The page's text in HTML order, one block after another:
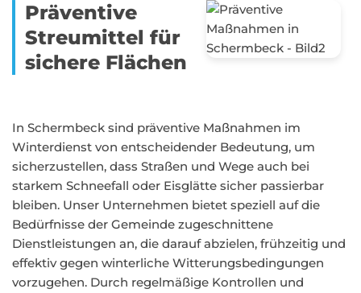
Präventive
Streumittel für
sichere Flächen
In Schermbeck sind präventive Maßnahmen im
Winterdienst von entscheidender Bedeutung, um
sicherzustellen, dass Straßen und Wege auch bei
starkem Schneefall oder Eisglätte sicher passierbar
bleiben. Unser Unternehmen bietet speziell auf die
Bedürfnisse der Gemeinde zugeschnittene
Dienstleistungen an, die darauf abzielen, frühzeitig und
effektiv gegen winterliche Witterungsbedingungen
vorzugehen. Durch regelmäßige Kontrollen und